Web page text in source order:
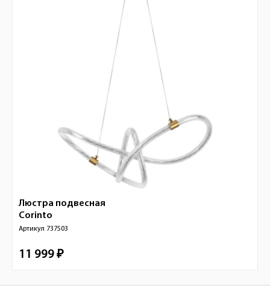
Люстра подвесная
Corinto
Артикул 737503
11 999 ₽